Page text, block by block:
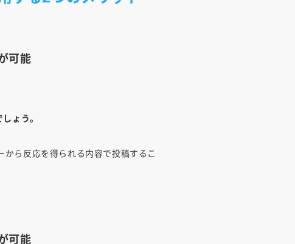
可能
ょう。
ら反応を得られる内容で投稿するこ
可能